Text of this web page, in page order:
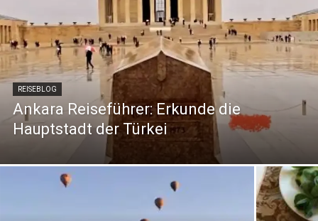
REISEBLOG
Ankara Reiseführer: Erkunde die
Hauptstadt der Türkei